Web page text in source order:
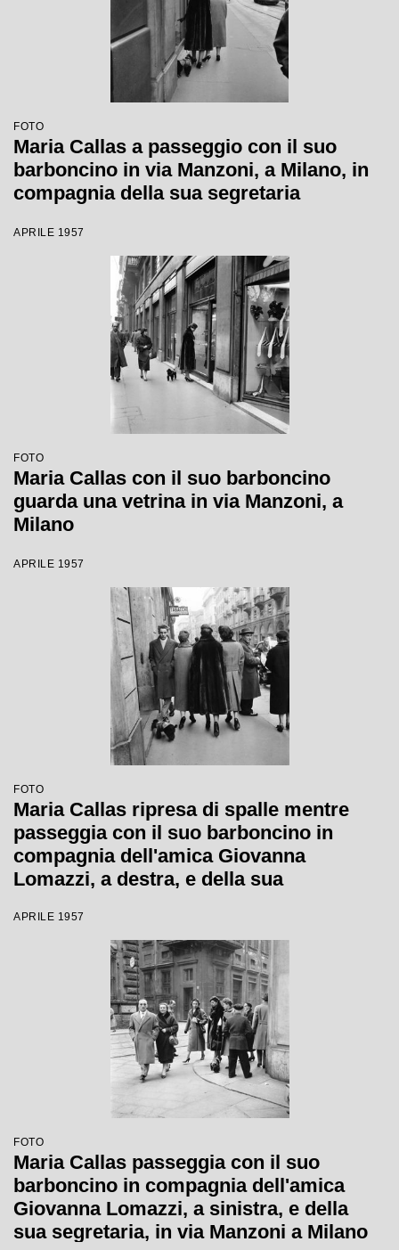
FOTO
Maria Callas a passeggio con il suo
barboncino in via Manzoni, a Milano, in
compagnia della sua segretaria
APRILE 1957
FOTO
Maria Callas con il suo barboncino
guarda una vetrina in via Manzoni, a
Milano
APRILE 1957
FOTO
Maria Callas ripresa di spalle mentre
passeggia con il suo barboncino in
compagnia dell'amica Giovanna
Lomazzi, a destra, e della sua
APRILE 1957
FOTO
Maria Callas passeggia con il suo
barboncino in compagnia dell'amica
Giovanna Lomazzi, a sinistra, e della
sua segretaria, in via Manzoni a Milano